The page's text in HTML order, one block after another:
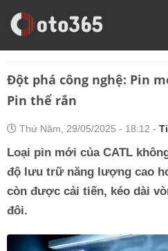
Trang Chủ
Kiến Thức Xe
Đột phá công nghệ: Pin
Pin thể rắn
Thứ Năm, 29/05/2025 - 18:12 -
Loại pin mới của CATL
độ lưu trữ năng lượng cao
còn được cải tiến, kéo dài
đôi.